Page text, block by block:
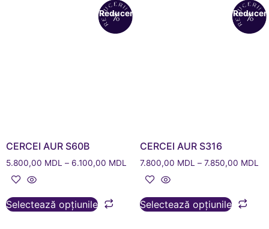
Reduceri!
CERCEI AUR S60B
5.800,00 MDL – 6.100,00 MDL
Selectează opțiunile
CERCEI AUR S316
7.800,00 MDL – 7.850,00 MDL
Selectează opțiunile